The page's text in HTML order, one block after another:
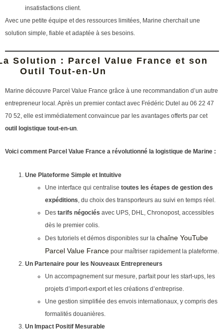
insatisfactions client.
Avec une petite équipe et des ressources limitées, Marine cherchait une
solution simple, fiable et adaptée à ses besoins.
Solution : Parcel Value France et son
Outil Tout-en-Un
Marine découvre Parcel Value France grâce à une recommandation d’un autre
entrepreneur local. Après un premier contact avec Frédéric Dutel au 06 22 47
70 52, elle est immédiatement convaincue par les avantages offerts par cet
outil logistique tout-en-un
Voici comment Parcel Value France a révolutionné la logistique de Marine :
Une Plateforme Simple et Intuitive
Une interface qui centralise toutes les étapes de gestion des
expéditions, du choix des transporteurs au suivi en temps réel.
Des tarifs négociés avec UPS, DHL, Chronopost, accessibles
dès le premier colis.
Des tutoriels et démos disponibles sur la chaîne YouTube
Parcel Value France pour maîtriser rapidement la plateforme.
Un Partenaire pour les Nouveaux Entrepreneurs
Un accompagnement sur mesure, parfait pour les start-ups, les
projets d’import-export et les créations d’entreprise.
Une gestion simplifiée des envois internationaux, y compris des
formalités douanières.
Un Impact Positif Mesurable